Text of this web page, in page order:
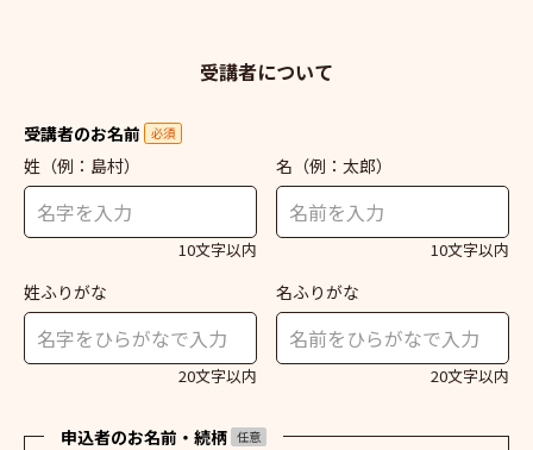
受講者について
受講者のお名前 必須
姓 （例：島村）
10文字以内
名 （例：太郎）
10文字以内
姓ふりがな
20文字以内
名ふりがな
20文字以内
申込者のお名前・続柄 任意